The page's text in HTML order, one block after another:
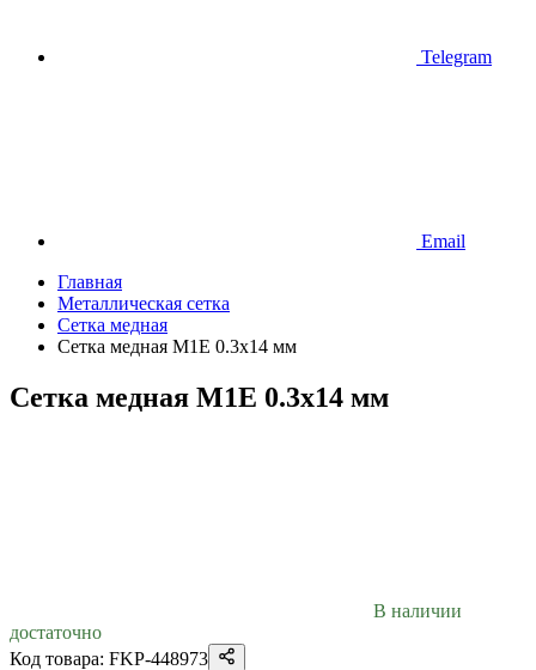
Telegram
Email
Главная
Металлическая сетка
Сетка медная
Сетка медная М1Е 0.3х14 мм
Сетка медная М1Е 0.3х14 мм
В наличии
достаточно
Код товара: FKP-448973